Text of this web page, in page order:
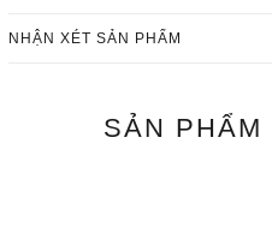
NHẬN XÉT SẢN PHẨM
SẢN PHẨM